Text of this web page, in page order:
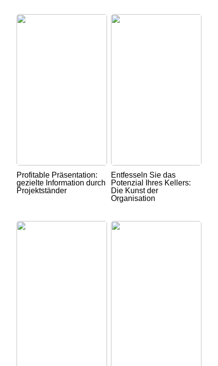
Profitable Präsentation:
gezielte Information durch
Projektständer
Entfesseln Sie das
Potenzial Ihres Kellers:
Die Kunst der
Organisation